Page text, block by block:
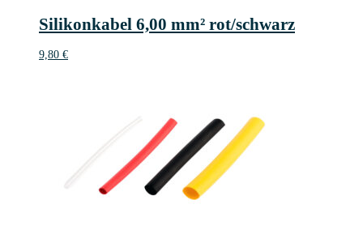
Silikonkabel 6,00 mm² rot/schwarz
9,80 €